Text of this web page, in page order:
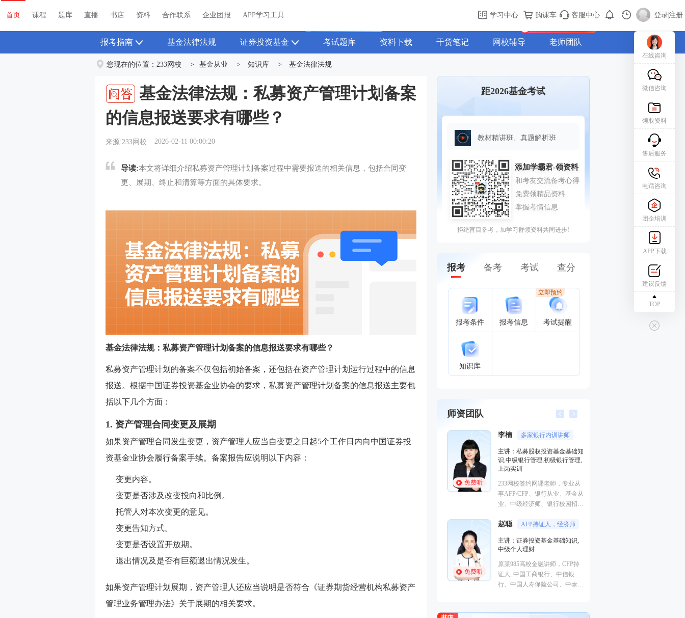
首页 课程 题库 直播 书店 资料 合作联系 企业团报 APP学习工具 学习中心 购课车 客服中心 登录|注册
首页 课程 题库 直播 书店 资料 关于我们 帮助中心 购课车 登录/注册
报考指南 基金法律法规 证券投资基金 考试题库 资料下载 干货笔记 网校辅导 老师团队
您现在的位置： 233网校 > 基金从业 > 知识库 > 基金法律法规
基金法律法规：私募资产管理计划备案
的信息报送要求有哪些？
来源:233网校 2026-02-11 00:00:20
导读:本文将详细介绍私募资产管理计划备案过程中需要报送的相关信息，包括合同变
更、展期、终止和清算等方面的具体要求。
基金法律法规：私募资产管理计划备案的信息报送要求有哪些？
私募资产管理计划的备案不仅包括初始备案，还包括在资产管理计划运行过程中的信息
报送。根据中国证券投资基金业协会的要求，私募资产管理计划备案的信息报送主要包
括以下几个方面：
1. 资产管理合同变更及展期
如果资产管理合同发生变更，资产管理人应当自变更之日起5个工作日内向中国证券投
资基金业协会履行备案手续。备案报告应说明以下内容：
变更内容。
变更是否涉及改变投向和比例。
托管人对本次变更的意见。
变更告知方式。
变更是否设置开放期。
退出情况及是否有巨额退出情况发生。
如果资产管理计划展期，资产管理人还应当说明是否符合《证券期货经营机构私募资产
管理业务管理办法》关于展期的相关要求。
距2026基金考试
教材精讲班、真题解析班
拒绝盲目备考，加学习群领资料共同进步!
报考 备考 考试 查分
报考条件 报考信息 考试提醒
立即预约
知识库
师资团队
免费听
李楠 多家银行内训讲师
主讲：私募股权投资基金基础知
识,中级银行管理,初级银行管理,
上岗实训
233网校签约网课老师，专业从
事AFP/CFP、银行从业、基金从
业、中级经济师、银行校园招聘
行及华夏银行、天津银行、渤海
免费听
赵聪 AFP持证人，经济师
主讲：证券投资基金基础知识,
中级个人理财
原某985高校金融讲师，CFP持
证人, 中国工商银行、中信银
行、中国人寿保险公司、中泰证
在线咨询
微信咨询
领取资料
售后服务
电话咨询
团企培训
APP下载
建议反馈
TOP